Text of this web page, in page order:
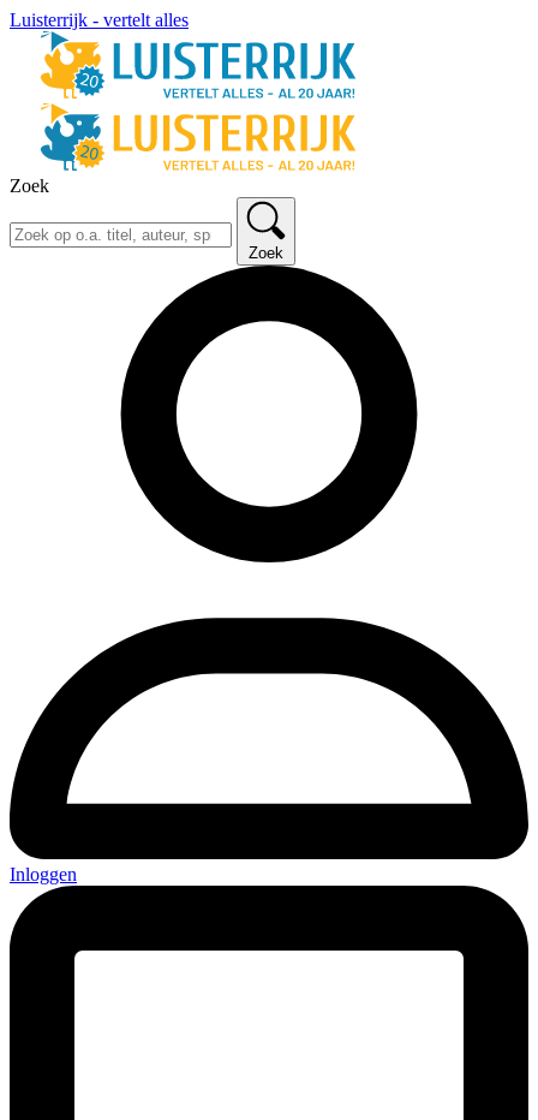
Luisterrijk - vertelt alles
Zoek
Zoek
Inloggen